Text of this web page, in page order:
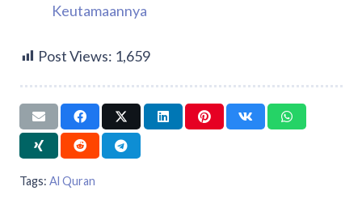
Keutamaannya
Post Views: 1,659
Tags: Al Quran